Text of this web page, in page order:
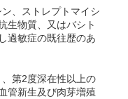
、ストレプトマイシ
生物質、又はバシト
過敏症の既往歴のあ
第2度深在性以上の
管新生及び肉芽増殖